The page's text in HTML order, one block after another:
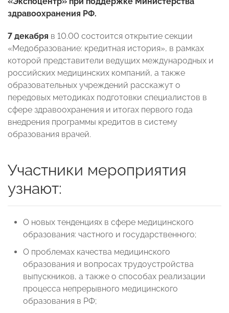
здравоохранения РФ.
7 декабря в 10.00 состоится открытие секции
«Медобразование: кредитная история», в рамках
которой представители ведущих международных и
российских медицинских компаний, а также
образовательных учреждений расскажут о
передовых методиках подготовки специалистов в
сфере здравоохранения и итогах первого года
внедрения программы кредитов в систему
образования врачей.
Участники мероприятия
узнают:
О новых тенденциях в сфере медицинского
образования: частного и государственного;
О проблемах качества медицинского
образования и вопросах трудоустройства
выпускников, а также о способах реализации
процесса непрерывного медицинского
образования в РФ;